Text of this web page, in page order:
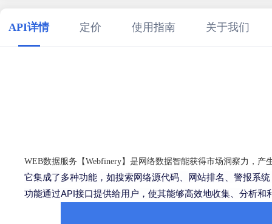
API详情 定价 使用指南 关于我们
WEB数据服务【Webfinery】是网络数据智能获得市场洞察力，
它集成了多种功能，如搜索网络源代码、网站排名、警报系
功能通过API接口提供给用户，使其能够高效地收集、分析和